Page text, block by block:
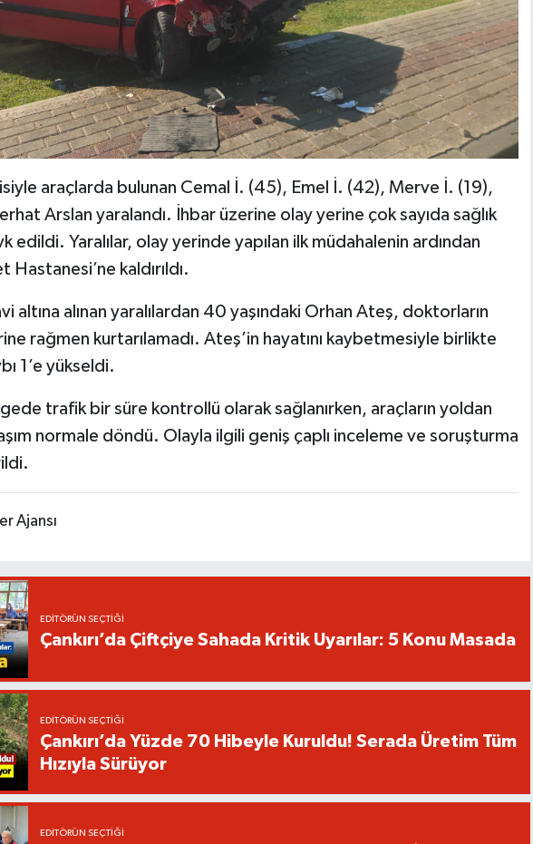
araçlarda bulunan Cemal İ. (45), Emel İ. (42), Merve İ. (19),
Arslan yaralandı. İhbar üzerine olay yerine çok sayıda sağlık
edildi. Yaralılar, olay yerinde yapılan ilk müdahalenin ardından
kaldırıldı.
altına alınan yaralılardan 40 yaşındaki Orhan Ateş, doktorların
rağmen kurtarılamadı. Ateş’in hayatını kaybetmesiyle birlikte
1’e yükseldi.
trafik bir süre kontrollü olarak sağlanırken, araçların yoldan
normale döndü. Olayla ilgili geniş çaplı inceleme ve soruşturma
Ajansı
EDITÖRÜN SEÇTIĞI
Çankırı’da Çiftçiye Sahada Kritik Uyarılar: 5 Konu Masada
EDITÖRÜN SEÇTIĞI
Çankırı’da Yüzde 70 Hibeyle Kuruldu! Serada Üretim Tüm
Hızıyla Sürüyor
EDITÖRÜN SEÇTIĞI